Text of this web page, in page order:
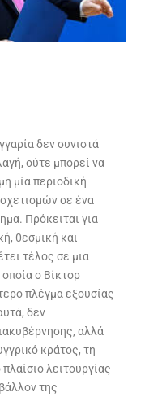
δεν συνιστά
ούτε μπορεί να
μία περιοδική
σε ένα
Πρόκειται για
θεσμική και
τέλος σε μια
ο Βίκτορ
πλέγμα εξουσίας
δεν
αλλά
κράτος, τη
λειτουργίας
της